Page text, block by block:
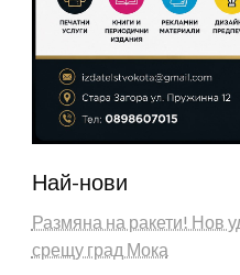
Най-нови
Размяна на ракети! Нов
срещу град Мока